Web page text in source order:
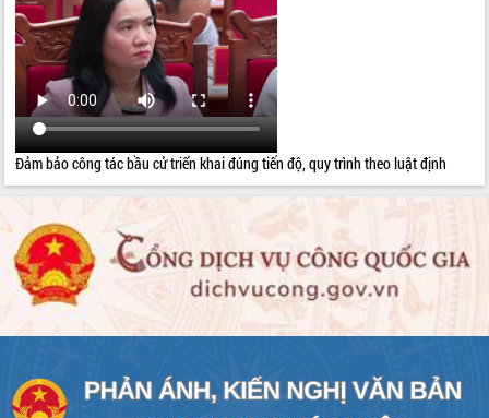
Đảm bảo công tác bầu cử triển khai đúng tiến độ, quy trình theo luật định